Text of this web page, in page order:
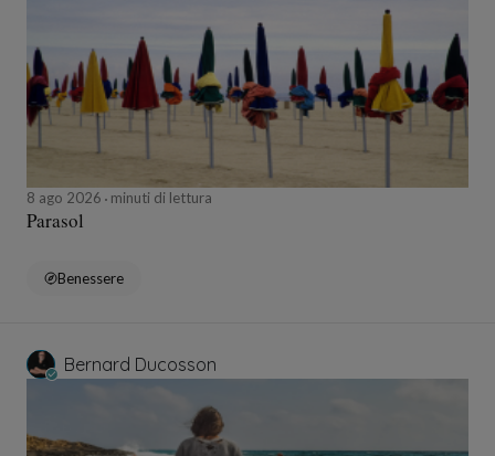
8 ago 2026 minuti di lettura
Parasol
Benessere
Bernard Ducosson